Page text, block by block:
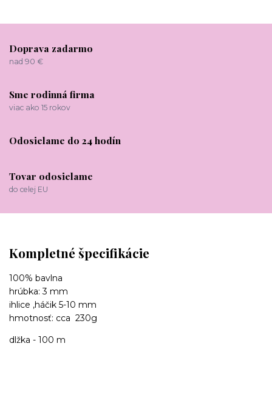
Doprava zadarmo
nad 90 €
Sme rodinná firma
viac ako 15 rokov
Odosielame do 24 hodín
Tovar odosielame
do celej EU
Kompletné špecifikácie
100% bavlna
hrúbka: 3 mm
ihlice ,háčik 5-10 mm
hmotnosť: cca 230g
dlžka - 100 m